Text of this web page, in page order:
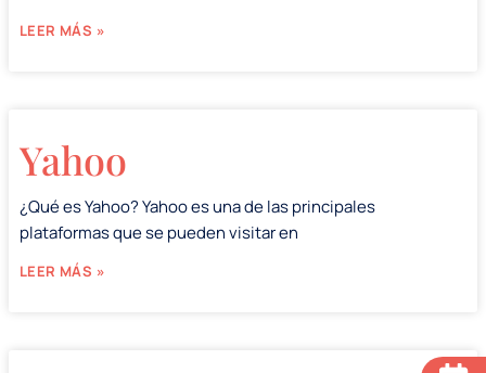
LEER MÁS »
Yahoo
¿Qué es Yahoo? Yahoo es una de las principales
plataformas que se pueden visitar en
LEER MÁS »